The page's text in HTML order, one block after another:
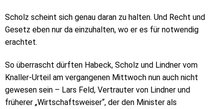
Scholz scheint sich genau daran zu halten. Und Recht und
Gesetz eben nur da einzuhalten, wo er es für notwendig
erachtet.
So überrascht dürften Habeck, Scholz und Lindner vom
Knaller-Urteil am vergangenen Mittwoch nun auch nicht
gewesen sein – Lars Feld, Vertrauter von Lindner und
früherer „Wirtschaftsweiser“, der den Minister als